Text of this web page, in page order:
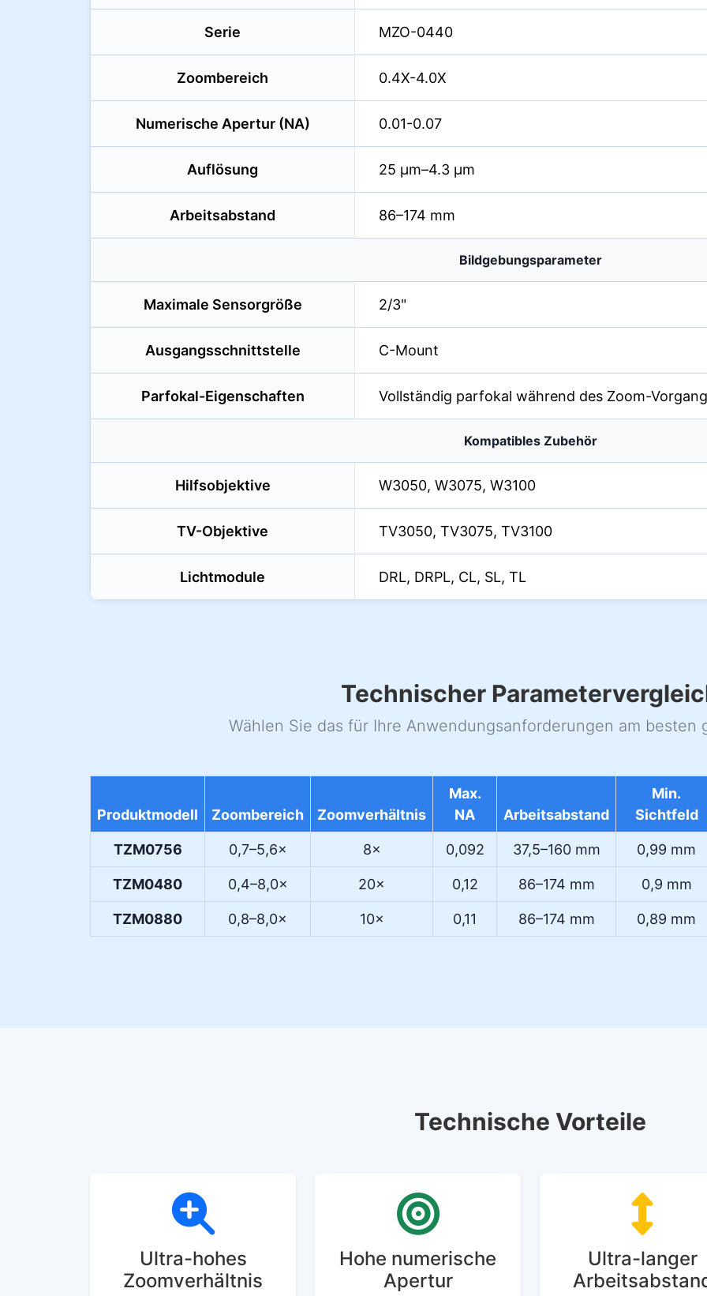
Serie MZO-0440
Zoombereich 0.4X-4.0X
Numerische Apertur (NA) 0.01-0.07
Auflösung 25 µm–4.3 µm
Arbeitsabstand 86–174 mm
Bildgebungsparameter
Maximale Sensorgröße 2/3"
Ausgangsschnittstelle C-Mount
Parfokal-Eigenschaften Vollständig parfokal während des Zoom-
Kompatibles Zubehör
Hilfsobjektive W3050, W3075, W3100
TV-Objektive TV3050, TV3075, TV3100
Lichtmodule DRL, DRPL, CL, SL, TL
Technischer
Wählen Sie das für Ihre Anwendungsanforderungen am besten
Produktmodell Zoombereich Zoomverhältnis
Max.
NA
Arbeitsabstand
Min.
Sichtfeld
TZM0756 0,7–5,6× 8× 0,092 37,5–160 mm 0,99 mm
TZM0480 0,4–8,0× 20× 0,12 86–174 mm 0,9 mm
TZM0880 0,8–8,0× 10× 0,11 86–174 mm 0,89 mm
Technische Vorteile
Ultra-hohes
Zoomverhältnis
Hohe numerische
Apertur
Ultra-langer